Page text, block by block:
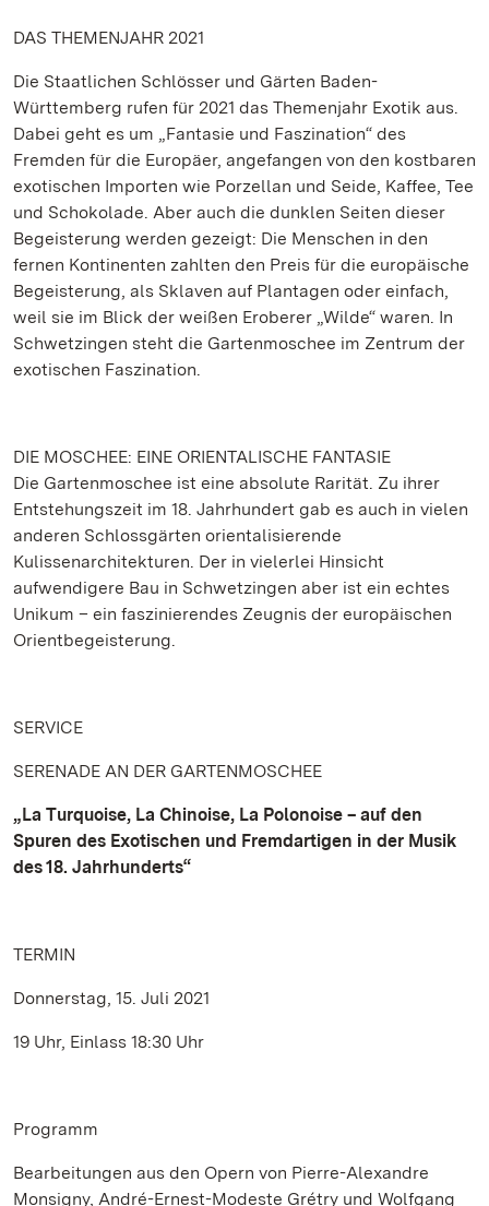
DAS THEMENJAHR 2021
Die Staatlichen Schlösser und Gärten Baden-
Württemberg rufen für 2021 das Themenjahr Exotik aus.
Dabei geht es um „Fantasie und Faszination“ des
Fremden für die Europäer, angefangen von den kostbaren
exotischen Importen wie Porzellan und Seide, Kaffee, Tee
und Schokolade. Aber auch die dunklen Seiten dieser
Begeisterung werden gezeigt: Die Menschen in den
fernen Kontinenten zahlten den Preis für die europäische
Begeisterung, als Sklaven auf Plantagen oder einfach,
weil sie im Blick der weißen Eroberer „Wilde“ waren. In
Schwetzingen steht die Gartenmoschee im Zentrum der
exotischen Faszination.
DIE MOSCHEE: EINE ORIENTALISCHE FANTASIE
Die Gartenmoschee ist eine absolute Rarität. Zu ihrer
Entstehungszeit im 18. Jahrhundert gab es auch in vielen
anderen Schlossgärten orientalisierende
Kulissenarchitekturen. Der in vielerlei Hinsicht
aufwendigere Bau in Schwetzingen aber ist ein echtes
Unikum – ein faszinierendes Zeugnis der europäischen
Orientbegeisterung.
SERVICE
SERENADE AN DER GARTENMOSCHEE
„La Turquoise, La Chinoise, La Polonoise – auf den
Spuren des Exotischen und Fremdartigen in der Musik
des 18. Jahrhunderts“
TERMIN
Donnerstag, 15. Juli 2021
19 Uhr, Einlass 18:30 Uhr
Programm
Bearbeitungen aus den Opern von Pierre-Alexandre
Monsigny, André-Ernest-Modeste Grétry und Wolfgang